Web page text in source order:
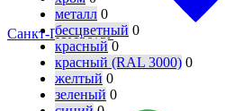
Санкт-Петербург
металл 0
бесцветный 0
красный 0
красный (RAL 3000) 0
желтый 0
зеленый 0